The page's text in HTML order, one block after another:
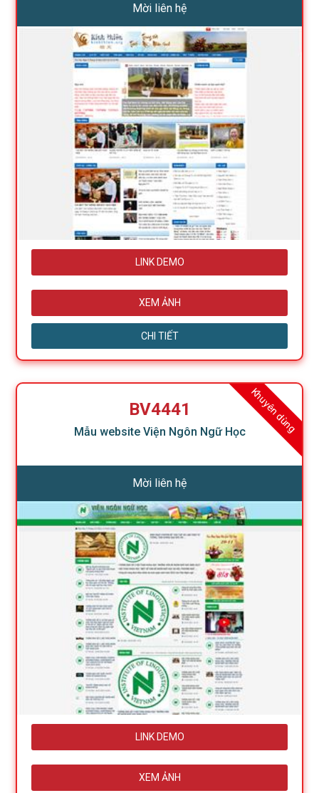
Mời liên hệ
LINK DEMO
XEM ẢNH
CHI TIẾT
Khuyên dùng
BV4441
Mẫu website Viện Ngôn Ngữ Học
Mời liên hệ
LINK DEMO
XEM ẢNH